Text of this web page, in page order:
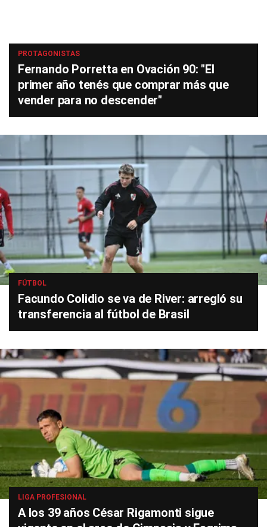
PROTAGONISTAS
Fernando Porretta en Ovación 90: "El
primer año tenés que comprar más que
vender para no descender"
FÚTBOL
Facundo Colidio se va de River: arregló su
transferencia al fútbol de Brasil
LIGA PROFESIONAL
A los 39 años César Rigamonti sigue